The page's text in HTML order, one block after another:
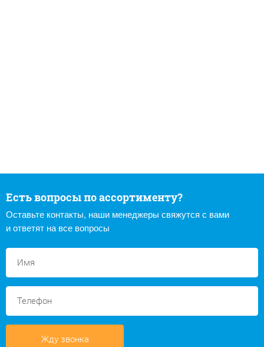
Есть вопросы по ассортименту?
Оставьте контакты, наши менеджеры свяжутся с вами
и ответят на все вопросы
Жду звонка